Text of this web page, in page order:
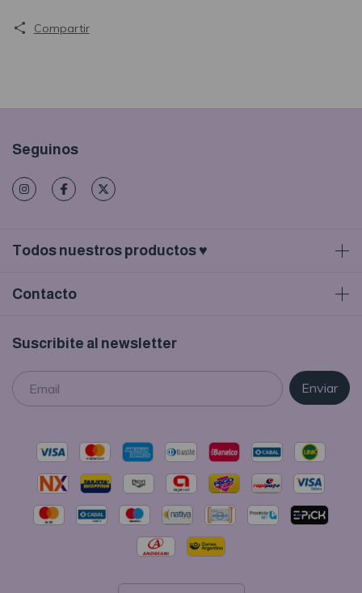
Compartir
Seguinos
Todos nuestros productos ♥
Contacto
Suscribite al newsletter